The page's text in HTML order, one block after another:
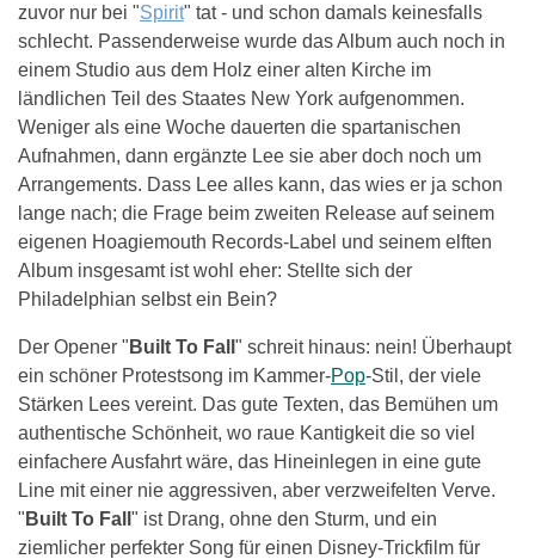
zuvor nur bei "Spirit" tat - und schon damals keinesfalls
schlecht. Passenderweise wurde das Album auch noch in
einem Studio aus dem Holz einer alten Kirche im
ländlichen Teil des Staates New York aufgenommen.
Weniger als eine Woche dauerten die spartanischen
Aufnahmen, dann ergänzte Lee sie aber doch noch um
Arrangements. Dass Lee alles kann, das wies er ja schon
lange nach; die Frage beim zweiten Release auf seinem
eigenen Hoagiemouth Records-Label und seinem elften
Album insgesamt ist wohl eher: Stellte sich der
Philadelphian selbst ein Bein?
Der Opener " Built To Fall " schreit hinaus: nein! Überhaupt
ein schöner Protestsong im Kammer-Pop-Stil, der viele
Stärken Lees vereint. Das gute Texten, das Bemühen um
authentische Schönheit, wo raue Kantigkeit die so viel
einfachere Ausfahrt wäre, das Hineinlegen in eine gute
Line mit einer nie aggressiven, aber verzweifelten Verve.
" Built To Fall " ist Drang, ohne den Sturm, und ein
ziemlicher perfekter Song für einen Disney-Trickfilm für